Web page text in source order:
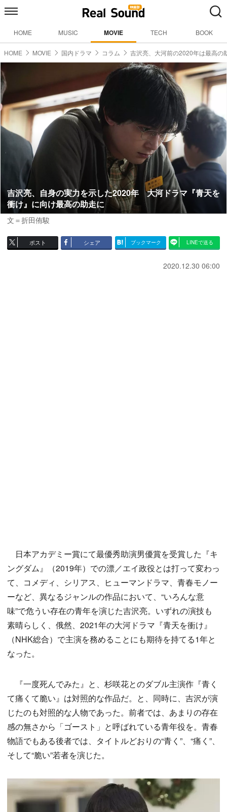
HOME MUSIC MOVIE TECH BOOK
HOME MOVIE 国内ドラマ コラム 吉沢亮、大河前の2020年は最高の
吉沢亮、自身の実力を示した2020年 大河ドラマ『青天を
衝け』に向け最高の助走に
文＝折田侑駿
ポスト シェア ブックマーク LINEで送る
2020.12.30 06:00
日本アカデミー賞にて最優秀助演男優賞を受賞した『キ
ングダム』（2019年）での漂／エイ政役とは打って変わっ
て、コメディ、シリアス、ヒューマンドラマ、青春モノー
ーなど、異なるジャンルの作品において、“いろんな意
味”で危うい存在の青年を演じた吉沢亮。いずれの演技も
素晴らしく、俄然、2021年の大河ドラマ『青天を衝け』
（NHK総合）で主演を務めることにも期待を持てる1年と
なった。
『一度死んでみた』と、杉咲花とのダブル主演作『青く
て痛くて脆い』は対照的な作品だ。と、同時に、吉沢が演
じたのも対照的な人物であった。前者では、あまりの存在
感の無さから「ゴースト」と呼ばれている青年役を。青春
物語でもある後者では、タイトルどおりの“青く”、“痛く”、
そして“脆い”若者を演じた。